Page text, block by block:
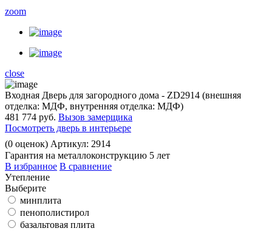
zoom
close
Входная Дверь для загородного дома - ZD2914 (внешняя
отделка: МДФ, внутренняя отделка: МДФ)
481 774 руб. Вызов замерщика
Посмотреть дверь в интерьере
(0 оценок) Артикул: 2914
Гарантия на металлоконструкцию 5 лет
В избранное В сравнение
Утепление
Выберите
минплита
пенополистирол
базальтовая плита